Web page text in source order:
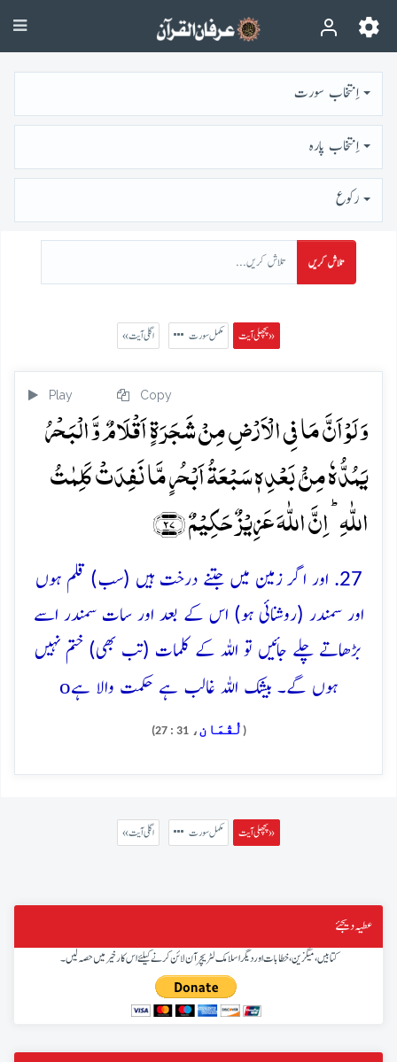
اِنتخاب سورت
اِنتخاب پارہ
رُكوع
تلاش کریں
پچھلی آیت » مکمل سورت « اگلی آیت
Play Copy
وَ لَوۡ اَنَّ مَا فِی الۡاَرۡضِ مِنۡ شَجَرَۃٍ اَقۡلَامٌ وَّ الۡبَحۡرُ
یَمُدُّہٗ مِنۡۢ بَعۡدِہٖ سَبۡعَۃُ اَبۡحُرٍ مَّا نَفِدَتۡ کَلِمٰتُ
اللّٰہِ ؕ اِنَّ اللّٰہَ عَزِیۡزٌ حَکِیۡمٌ ﴿۲۷﴾
27. اور اگر زمین میں جتنے درخت ہیں (سب) قلم ہوں
اور سمندر (روشنائی ہو) اس کے بعد اور سات سمندر اسے
بڑھاتے چلے جائیں تو اللہ کے کلمات (تب بھی) ختم نہیں
ہوں گے۔ بیشک اللہ غالب ہے حکمت والا ہےo
( لُقْمَان ، 31 : 27)
پچھلی آیت » مکمل سورت « اگلی آیت
عطیہ دیجئے
کتابیں، میگزین، خطابات اور دیگر اسلامک لٹریچر آن لائن کرنے کیلئے اس کار خیر میں حصہ لیں۔